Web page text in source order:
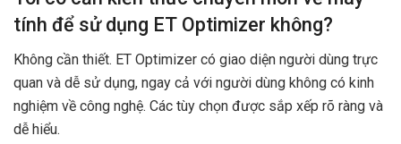
tính để sử dụng ET Optimizer không?
Không cần thiết. ET Optimizer có giao diện người dùng trực
quan và dễ sử dụng, ngay cả với người dùng không có kinh
nghiệm về công nghệ. Các tùy chọn được sắp xếp rõ ràng và
dễ hiểu.